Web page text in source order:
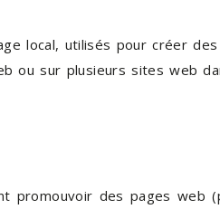
local, utilisés pour créer
ou sur plusieurs sites web
promouvoir des pages web